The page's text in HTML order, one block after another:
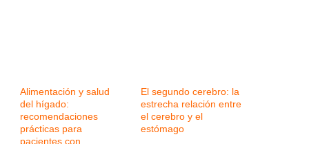
Alimentación y salud
del hígado:
recomendaciones
prácticas para
pacientes con
El segundo cerebro: la
estrecha relación entre
el cerebro y el
estómago